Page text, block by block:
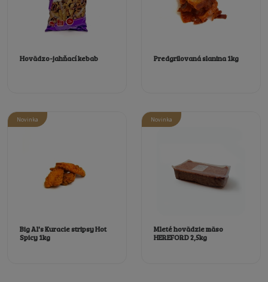
Hovädzo-jahňací kebab Predgrilovaná slanina 1kg
Novinka
Big Al's Kuracie stripsy Hot
Spicy 1kg
Novinka
Mleté hovädzie mäso
HEREFORD 2,5kg